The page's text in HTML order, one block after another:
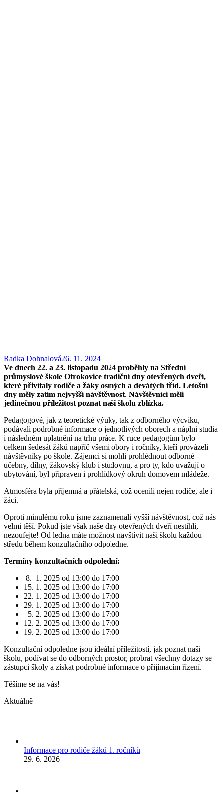
Radka Dohnalová26. 11. 2024
Ve dnech 22. a 23. listopadu 2024 proběhly na Střední
průmyslové škole Otrokovice tradiční dny otevřených dveří,
které přivítaly rodiče a žáky osmých a devátých tříd. Letošní
dny měly zatím nejvyšší návštěvnost. Návštěvníci měli
jedinečnou příležitost poznat naši školu zblízka.
Pedagogové, jak z teoretické výuky, tak z odborného výcviku,
podávali podrobné informace o jednotlivých oborech a náplni studia
i následném uplatnění na trhu práce. K ruce pedagogům bylo
celkem šedesát žáků napříč všemi obory i ročníky, kteří provázeli
návštěvníky po škole. Zájemci si mohli prohlédnout odborné
učebny, dílny, žákovský klub i studovnu, a pro ty, kdo uvažují o
ubytování, byl připraven i prohlídkový okruh domovem mládeže.
Atmosféra byla příjemná a přátelská, což ocenili nejen rodiče, ale i
žáci.
Oproti minulému roku jsme zaznamenali vyšší návštěvnost, což nás
velmi těší. Pokud jste však naše dny otevřených dveří nestihli,
nezoufejte! Od ledna máte možnost navštívit naši školu každou
středu během konzultačního odpoledne.
Termíny konzultačních odpolední:
8. 1. 2025 od 13:00 do 17:00
15. 1. 2025 od 13:00 do 17:00
22. 1. 2025 od 13:00 do 17:00
29. 1. 2025 od 13:00 do 17:00
5. 2. 2025 od 13:00 do 17:00
12. 2. 2025 od 13:00 do 17:00
19. 2. 2025 od 13:00 do 17:00
Konzultační odpoledne jsou ideální příležitostí, jak poznat naši
školu, podívat se do odborných prostor, probrat všechny dotazy se
zástupci školy a získat podrobné informace o přijímacím řízení.
Těšíme se na vás!
Aktuálně
Informace pro rodiče žáků 1. ročníků
29. 6. 2026